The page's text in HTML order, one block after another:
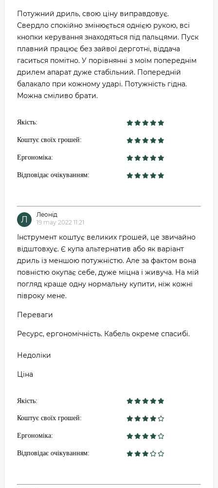
Потужний дриль, свою ціну виправдовує.
Свердло спокійно змінюється однією рукою, всі
кнопки керування знаходяться під пальцями. Пуск
плавний працює без зайвої дерготні, віддача
гаситься помітно. У порівнянні з моїм попереднім
дрилем апарат дуже стабільний. Попередній
балакало при кожному ударі. Потужність гідна.
Можна сміливо брати.
Якість:
Коштує своїх грошей:
Ергономіка:
Відповідає очікуванням:
Л
Леонід
19 may 2022 11:21
Інструмент коштує великих грошей, це звичайно
відштовхує. Є купа альтернатив або як варіант
дриль із меншою потужністю. Але за фактом вона
повністю окупає себе, дуже міцна і живуча. На мій
погляд краще одну нормальну купити, ніж кожні
півроку мене.
Переваги
Ресурс, ергономічність. Кабель окреме спасибі.
Недоліки
Ціна
Якість:
Коштує своїх грошей:
Ергономіка:
Відповідає очікуванням: